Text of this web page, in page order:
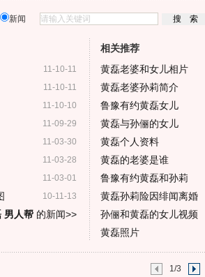
新闻
11-10-11
11-10-11
11-10-10
11-09-29
11-03-30
11-03-28
11-03-01
10-11-13
男人帮的新闻>>
相关推荐
黄磊老婆和女儿相片
黄磊老婆孙莉简介
鲁豫有约黄磊女儿
黄磊与孙俪的女儿
黄磊个人资料
黄磊的老婆是谁
鲁豫有约黄磊和孙莉
黄磊孙莉险因绯闻离婚
孙俪和黄磊的女儿视频
黄磊照片
1/3